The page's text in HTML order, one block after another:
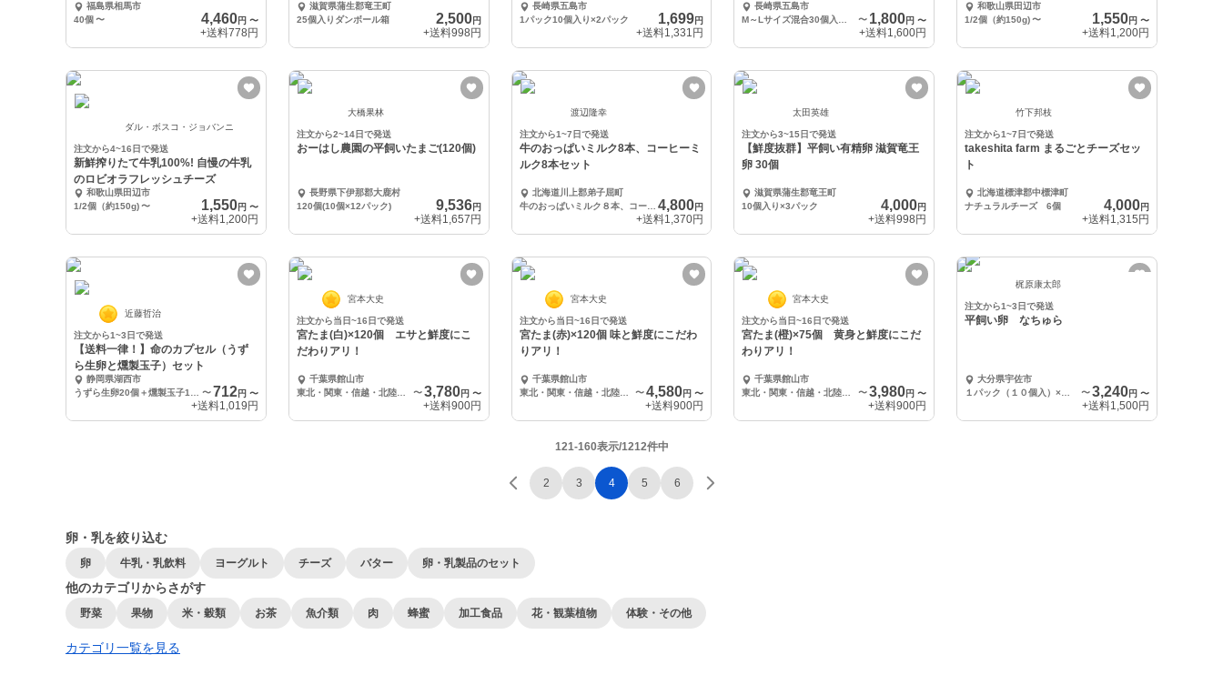
福島県相馬市
40個 〜 4,460円 〜
+送料778円
滋賀県蒲生郡竜王町
25個入りダンボール箱
2,500円
+送料998円
長崎県五島市
1パック10個入り×2パック
1,699円
+送料1,331円
長崎県五島市
〜 1,800円〜
+送料1,600円
和歌山県田辺市
1/2個（約150g)〜 1,550円 〜
+送料1,200円
ダル・ボスコ・ジョバンニ
注文から4~16日で発送
新鮮搾りたて牛乳100%! 自慢の牛乳
のロビオラフレッシュチーズ
和歌山県田辺市
1/2個（約150g)〜 1,550円 〜
+送料1,200円
大橋果林
注文から2~14日で発送
おーはし農園の平飼いたまご(120個)
長野県下伊那郡大鹿村
120個(10個×12パック)
9,536円
+送料1,657円
渡辺隆幸
注文から1~7日で発送
牛のおっぱいミルク8本、コーヒーミ
ルク8本セット
北海道川上郡弟子屈町
牛のおっぱいミルク８本、コーヒーミルク８本セット
4,800円
+送料1,370円
太田英雄
注文から3~15日で発送
【鮮度抜群】平飼い有精卵 滋賀竜王
卵 30個
滋賀県蒲生郡竜王町
10個入り×3パック
4,000円
+送料998円
竹下邦枝
注文から1~7日で発送
takeshita farm まるごとチーズセッ
ト
北海道標津郡中標津町
ナチュラルチーズ 6個
4,000円
+送料1,315円
近藤哲治
注文から1~3日で発送
【送料一律！】命のカプセル（うず
ら生卵と燻製玉子）セット
静岡県湖西市
〜 712円 〜
+送料1,019円
宮本大史
注文から当日~16日で発送
宮たま(白)×120個 エサと鮮度にこ
だわりアリ！
千葉県館山市
東北・関東・信越・北陸・東海・近畿エリアへの配送
〜 3,780円 〜
+送料900円
宮本大史
注文から当日~16日で発送
宮たま(赤)×120個 味と鮮度にこだわ
りアリ！
千葉県館山市
東北・関東・信越・北陸・東海・近畿エリアへの配送
〜 4,580円〜
+送料900円
宮本大史
注文から当日~16日で発送
宮たま(橙)×75個 黄身と鮮度にこだ
わりアリ！
千葉県館山市
〜3,980円〜
+送料900円
梶原康太郎
注文から1~3日で発送
平飼い卵 なちゅら
大分県宇佐市
〜3,240円 〜
+送料1,500円
121-160表示/1212件中
2 3 4 5 6
卵・乳を絞り込む
卵 牛乳・乳飲料 ヨーグルト チーズ バター 卵・乳製品のセット
他のカテゴリからさがす
野菜 果物 米・穀類 お茶 魚介類 肉 蜂蜜 加工食品 花・観葉植物 体験・その他
カテゴリ一覧を見る